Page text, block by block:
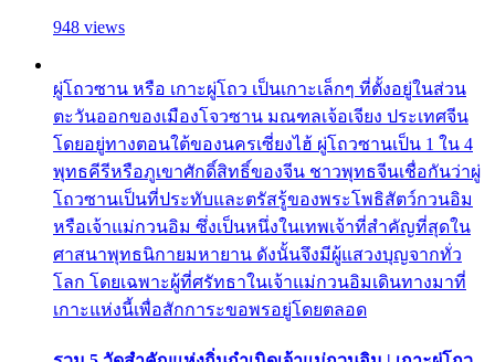
948 views
ผู่โถวซาน หรือ เกาะผู่โถว เป็นเกาะเล็กๆ ที่ตั้งอยู่ในส่วน
ตะวันออกของเมืองโจวซาน มณฑลเจ้อเจียง ประเทศจีน
โดยอยู่ทางตอนใต้ของนครเซี่ยงไฮ้ ผู่โถวซานเป็น 1 ใน 4
พุทธคีรีหรือภูเขาศักดิ์สิทธิ์ของจีน ชาวพุทธจีนเชื่อกันว่าผู่
โถวซานเป็นที่ประทับและตรัสรู้ของพระโพธิสัตว์กวนอิม
หรือเจ้าแม่กวนอิม ซึ่งเป็นหนึ่งในเทพเจ้าที่สำคัญที่สุดใน
ศาสนาพุทธนิกายมหายาน ดังนั้นจึงมีผู้แสวงบุญจากทั่ว
โลก โดยเฉพาะผู้ที่ศรัทธาในเจ้าแม่กวนอิมเดินทางมาที่
เกาะแห่งนี้เพื่อสักการะขอพรอยู่โดยตลอด